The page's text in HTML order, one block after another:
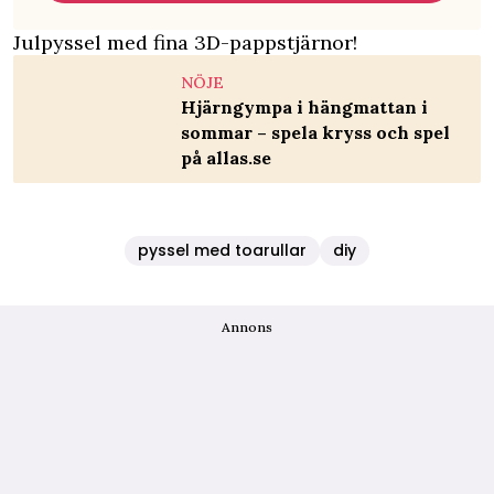
Julpyssel med fina 3D-pappstjärnor!
NÖJE
Hjärngympa i hängmattan i
sommar – spela kryss och spel
på allas.se
pyssel med toarullar diy
Annons